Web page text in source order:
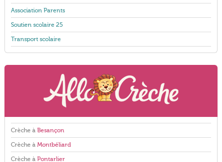
Association Parents
Soutien scolaire 25
Transport scolaire
Crèche à Besançon
Crèche à Montbéliard
Crèche à Pontarlier